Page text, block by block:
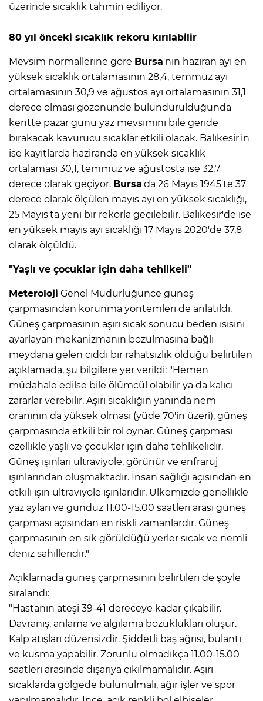
üzerinde sıcaklık tahmin ediliyor.
80 yıl önceki sıcaklık rekoru kırılabilir
Mevsim normallerine göre Bursa'nın haziran ayı en
yüksek sıcaklık ortalamasının 28,4, temmuz ayı
ortalamasının 30,9 ve ağustos ayı ortalamasının 31,1
derece olması gözönünde bulundurulduğunda
kentte pazar günü yaz mevsimini bile geride
bırakacak kavurucu sıcaklar etkili olacak. Balıkesir'in
ise kayıtlarda haziranda en yüksek sıcaklık
ortalaması 30,1, temmuz ve ağustosta ise 32,7
derece olarak geçiyor. Bursa'da 26 Mayıs 1945'te 37
derece olarak ölçülen mayıs ayı en yüksek sıcaklığı,
25 Mayıs'ta yeni bir rekorla geçilebilir. Balıkesir'de ise
en yüksek mayıs ayı sıcaklığı 17 Mayıs 2020'de 37,8
olarak ölçüldü.
"Yaşlı ve çocuklar için daha tehlikeli"
Meteroloji Genel Müdürlüğünce güneş
çarpmasından korunma yöntemleri de anlatıldı.
Güneş çarpmasının aşırı sıcak sonucu beden ısısını
ayarlayan mekanizmanın bozulmasına bağlı
meydana gelen ciddi bir rahatsızlık olduğu belirtilen
açıklamada, şu bilgilere yer verildi: "Hemen
müdahale edilse bile ölümcül olabilir ya da kalıcı
zararlar verebilir. Aşırı sıcaklığın yanında nem
oranının da yüksek olması (yüde 70'in üzeri), güneş
çarpmasında etkili bir rol oynar. Güneş çarpması
özellikle yaşlı ve çocuklar için daha tehlikelidir.
Güneş ışınları ultraviyole, görünür ve enfraruj
ışınlarından oluşmaktadır. İnsan sağlığı açısından en
etkili ışın ultraviyole ışınlarıdır. Ülkemizde genellikle
yaz ayları ve gündüz 11.00-15.00 saatleri arası güneş
çarpması açısından en riskli zamanlardır. Güneş
çarpmasının en sık görüldüğü yerler sıcak ve nemli
deniz sahilleridir."
Açıklamada güneş çarpmasının belirtileri de şöyle
sıralandı:
"Hastanın ateşi 39-41 dereceye kadar çıkabilir.
Davranış, anlama ve algılama bozuklukları oluşur.
Kalp atışları düzensizdir. Şiddetli baş ağrısı, bulantı
ve kusma yapabilir. Zorunlu olmadıkça 11.00-15.00
saatleri arasında dışarıya çıkılmamalıdır. Aşırı
sıcaklarda gölgede bulunulmalı, ağır işler ve spor